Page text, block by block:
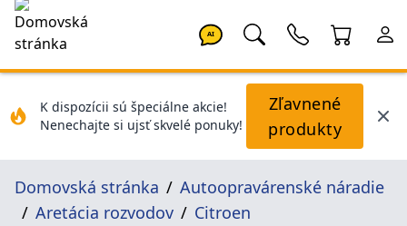
AI
K dispozícii sú špeciálne akcie!
Nenechajte si ujsť skvelé ponuky!
Zľavnené
produkty
Domovská stránka
Autoopravárenské náradie
Aretácia rozvodov
Citroen